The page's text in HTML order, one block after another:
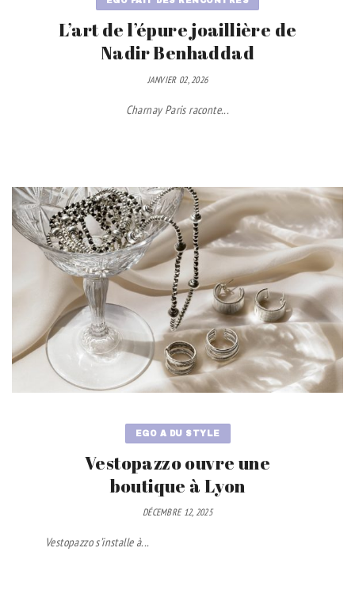
L’art de l’épure joaillière de
Nadir Benhaddad
JANVIER 02, 2026
Charnay Paris raconte...
EGO A DU STYLE
Vestopazzo ouvre une
boutique à Lyon
DÉCEMBRE 12, 2025
Vestopazzo s’installe à...